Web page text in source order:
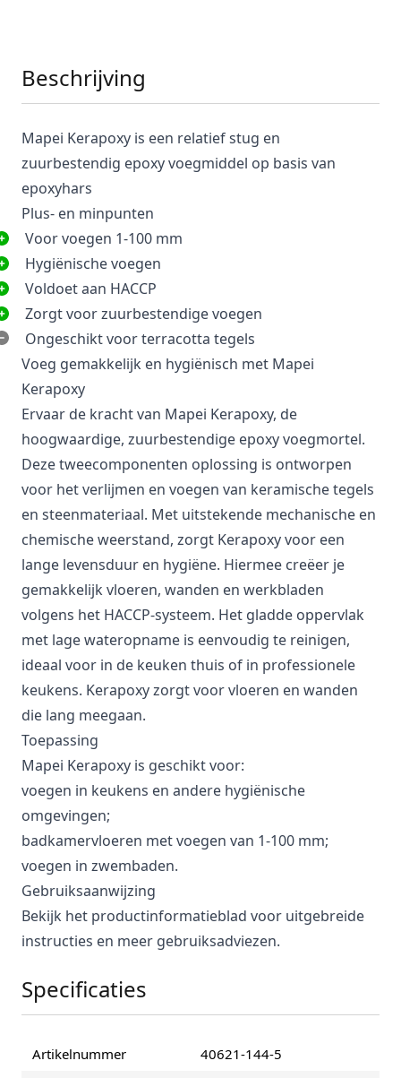
Beschrijving
Mapei Kerapoxy is een relatief stug en
zuurbestendig epoxy voegmiddel op basis van
epoxyhars
Plus- en minpunten
Voor voegen 1-100 mm
Hygiënische voegen
Voldoet aan HACCP
Zorgt voor zuurbestendige voegen
Ongeschikt voor terracotta tegels
Voeg gemakkelijk en hygiënisch met Mapei
Kerapoxy
Ervaar de kracht van Mapei Kerapoxy, de
hoogwaardige, zuurbestendige epoxy voegmortel.
Deze tweecomponenten oplossing is ontworpen
voor het verlijmen en voegen van keramische tegels
en steenmateriaal. Met uitstekende mechanische en
chemische weerstand, zorgt Kerapoxy voor een
lange levensduur en hygiëne. Hiermee creëer je
gemakkelijk vloeren, wanden en werkbladen
volgens het HACCP-systeem. Het gladde oppervlak
met lage wateropname is eenvoudig te reinigen,
ideaal voor in de keuken thuis of in professionele
keukens. Kerapoxy zorgt voor vloeren en wanden
die lang meegaan.
Toepassing
Mapei Kerapoxy is geschikt voor:
voegen in keukens en andere hygiënische
omgevingen;
badkamervloeren met voegen van 1-100 mm;
voegen in zwembaden.
Gebruiksaanwijzing
Bekijk het productinformatieblad voor uitgebreide
instructies en meer gebruiksadviezen.
Specificaties
Artikelnummer 40621-144-5